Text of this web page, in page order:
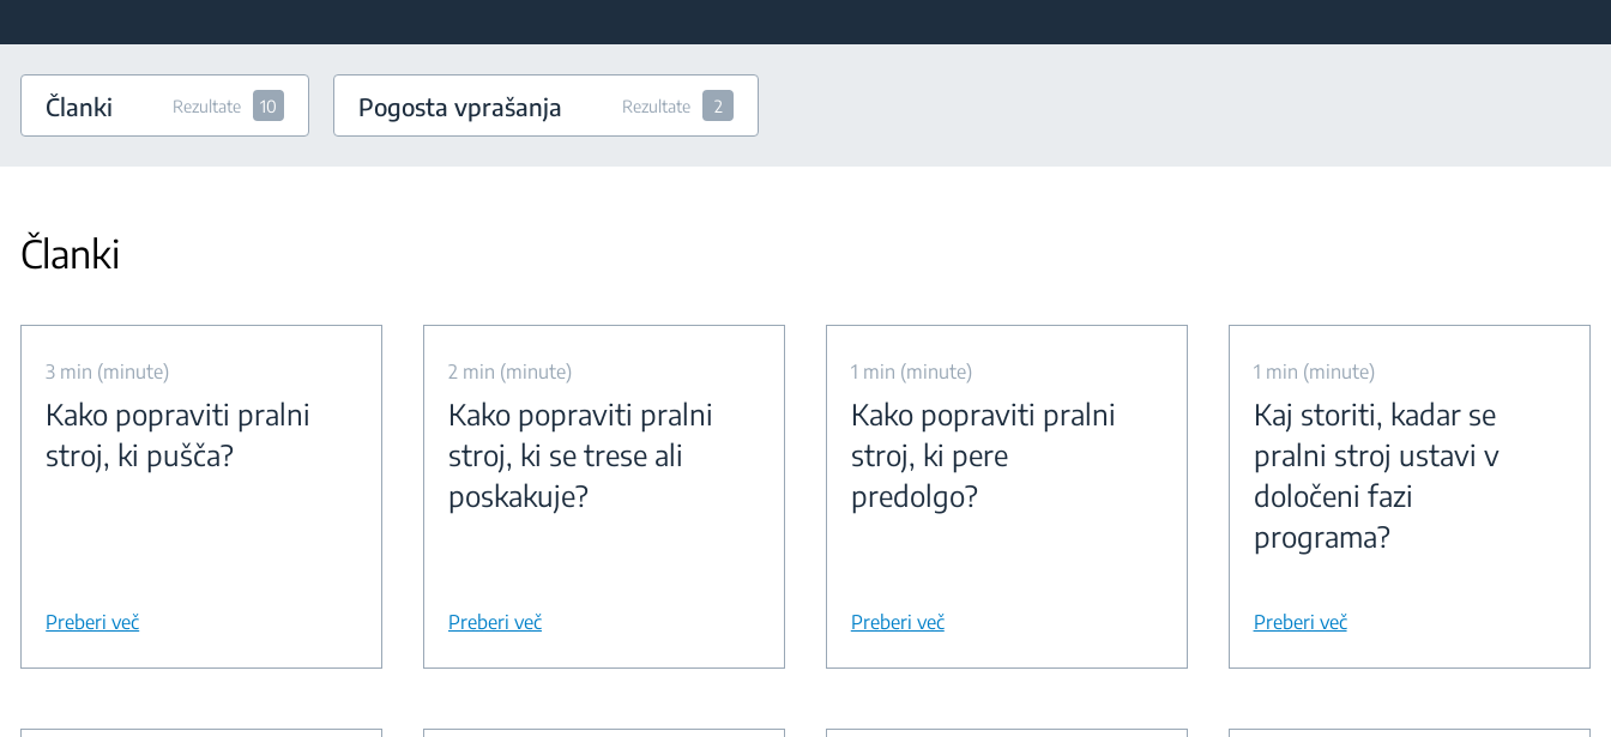
Članki Rezultate 10 Pogosta vprašanja Rezultate 2
Članki
3 min (minute)
Kako popraviti pralni
stroj, ki pušča?
Preberi več
2 min (minute)
Kako popraviti pralni
stroj, ki se trese ali
poskakuje?
Preberi več
1 min (minute)
Kako popraviti pralni
stroj, ki pere
predolgo?
Preberi več
1 min (minute)
Kaj storiti, kadar se
pralni stroj ustavi v
določeni fazi
programa?
Preberi več